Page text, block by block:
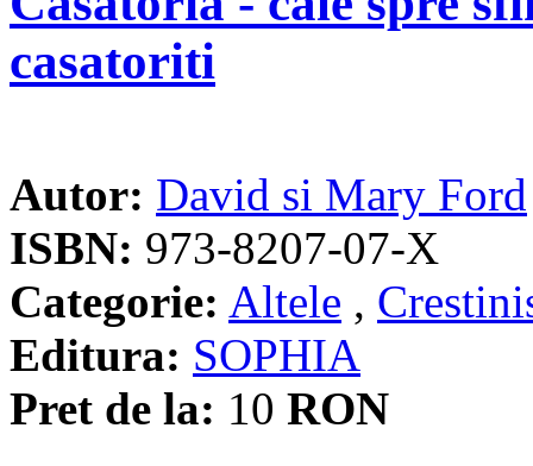
casatoriti
Autor: David si Mary Ford
ISBN: 973-8207-07-X
Categorie: Altele ,
Editura: SOPHIA
Pret de la: 10 RON